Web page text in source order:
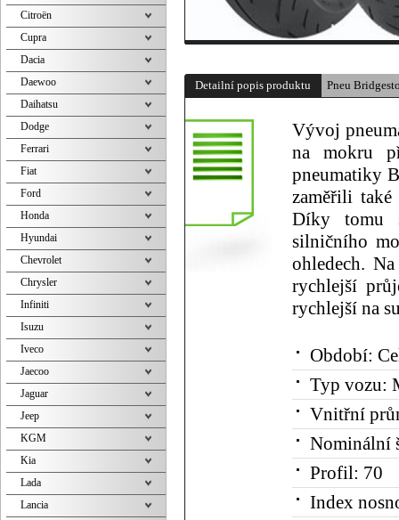
Detailní popis produktu Pneu
Vývoj
na mokru
pneumatiky
zaměřili
Díky tomu
silničního
ohledech.
rychlejší
rychlejší na
Období:
Typ vozu:
Vnitřní
Nominální
Profil: 70
Index
Citroën
Cupra
Dacia
Daewoo
Daihatsu
Dodge
Ferrari
Fiat
Ford
Honda
Hyundai
Chevrolet
Chrysler
Infiniti
Isuzu
Iveco
Jaecoo
Jaguar
Jeep
KGM
Kia
Lada
Lancia